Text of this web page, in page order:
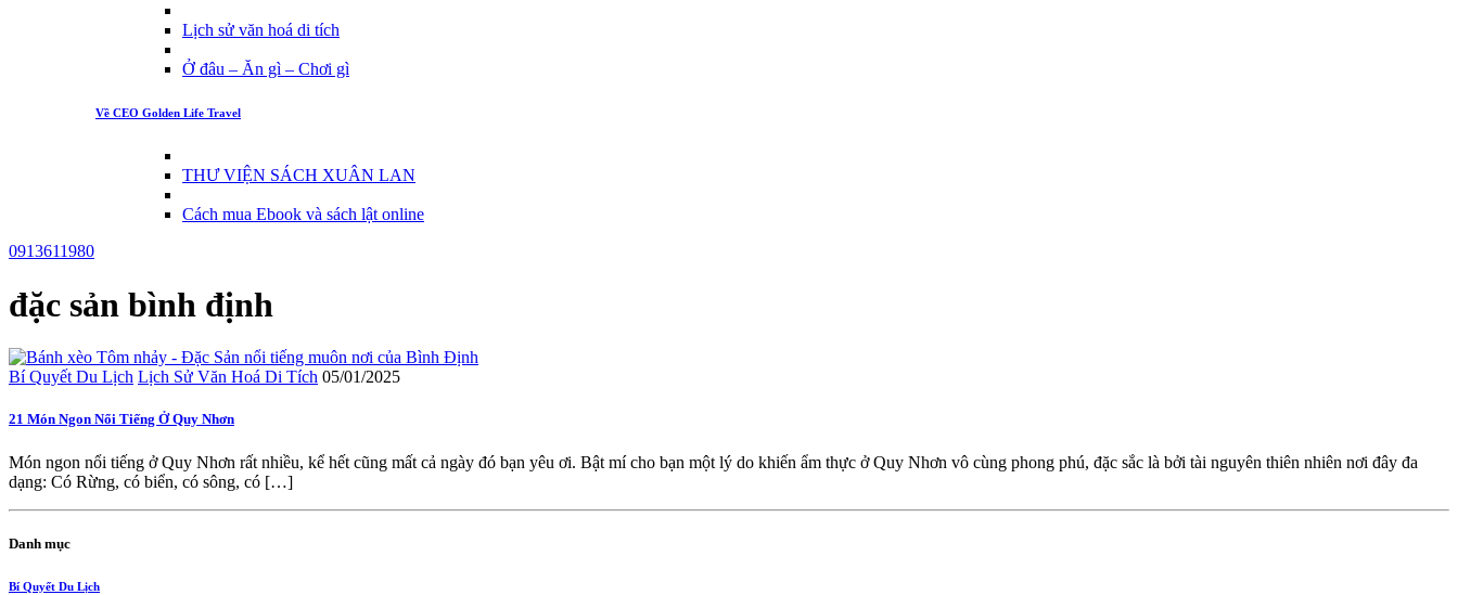
Lịch sử văn hoá di tích
Ở đâu – Ăn gì – Chơi gì
Về CEO Golden Life Travel
THƯ VIỆN SÁCH XUÂN LAN
Cách mua Ebook và sách lật online
0913611980
đặc sản bình định
Bí Quyết Du Lịch Lịch Sử Văn Hoá Di Tích 05/01/2025
21 Món Ngon Nổi Tiếng Ở Quy Nhơn
Món ngon nổi tiếng ở Quy Nhơn rất nhiều, kể hết cũng mất cả ngày đó bạn yêu ơi. Bật mí cho bạn một lý do khiến ẩm thực ở Quy Nhơn vô cùng phong phú, đặc sắc là bởi tài nguyên thiên nhiên nơi đây đa
dạng: Có Rừng, có biển, có sông, có […]
Danh mục
Bí Quyết Du Lịch